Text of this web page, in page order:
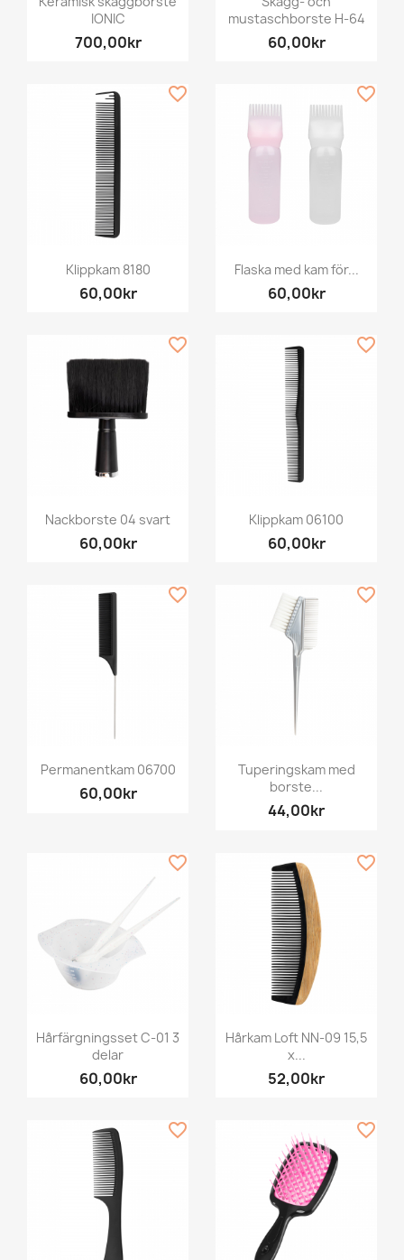
IONIC
700,00kr
mustaschborste H-64
60,00kr
Klippkam 8180
60,00kr
favorite_border
Flaska med kam för...
60,00kr
favorite_border
Nackborste 04 svart
60,00kr
favorite_border
Klippkam 06100
60,00kr
favorite_border
Permanentkam 06700
60,00kr
favorite_border
Tuperingskam med
borste...
44,00kr
favorite_border
Hårfärgningsset C-01 3
delar
60,00kr
favorite_border
Hårkam Loft NN-09 15,5
x...
52,00kr
favorite_border
favorite_border favorite_border